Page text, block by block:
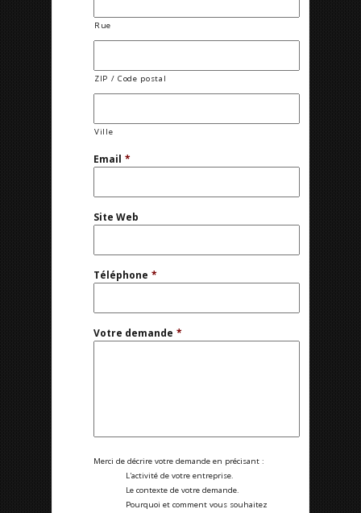
Rue
ZIP / Code postal
Ville
Email *
Site Web
Téléphone *
Votre demande *
Merci de décrire votre demande en précisant :
L'activité de votre entreprise.
Le contexte de votre demande.
Pourquoi et comment vous souhaitez